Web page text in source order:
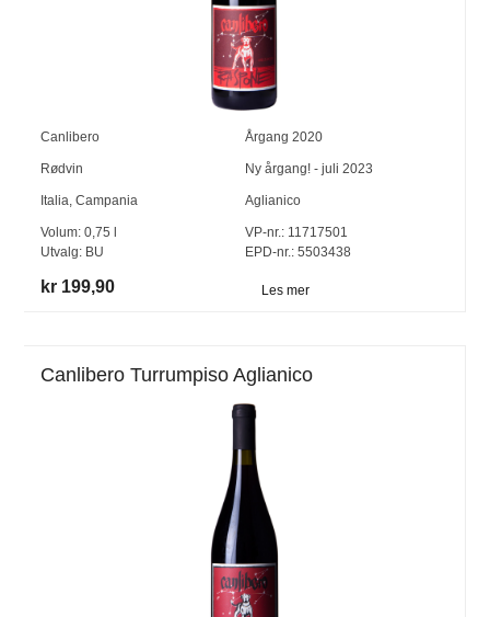
Canlibero Årgang 2020
Rødvin Ny årgang! - juli 2023
Italia,Campania Aglianico
Volum:0,75
Utvalg: BU
VP-nr.:11717501
EPD-nr.: 5503438
kr 199,90 Les mer
Canlibero Turrumpiso Aglianico